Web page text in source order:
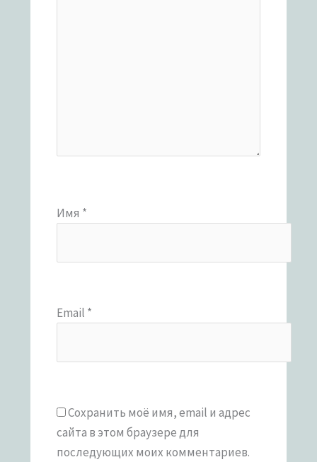
Имя *
Email *
Сохранить моё имя, email и адрес
сайта в этом браузере для
последующих моих комментариев.